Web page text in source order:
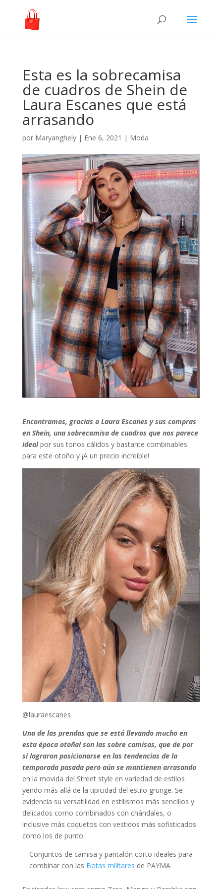
Esta es la sobrecamisa
de cuadros de Shein de
Laura Escanes que está
arrasando
por Maryanghely| Ene 6, 2021 | Moda
Encontramos, gracias a Laura Escanes y sus compras
en Shein, una sobrecamisa de cuadros que nos parece
idealpor sus tonos cálidos y bastante combinables
para este otoño y ¡A un precio increíble!
@lauraescanes
Una de las prendas que se está llevando mucho en
esta época otoñal son las sobre camisas, que de por
sí lograron posicionarse en las tendencias de la
temporada pasada pero aún se mantienen arrasando
en la movida del Street style en variedad de estilos
yendo más allá de la tipicidad del estilo grunge. Se
evidencia su versatilidad en estilismos más sencillos y
delicados como combinados con chándales, o
inclusive más coquetos con vestidos más sofisticados
como los de punto.
Conjuntos de camisa y pantalón corto ideales para
combinar con las Botas militares de PAYMA